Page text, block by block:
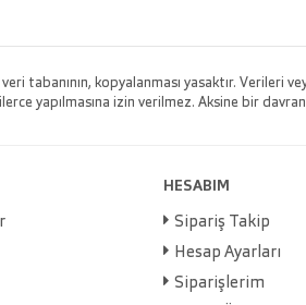
tabanının, kopyalanması yasaktır. Verileri
yapılmasına izin verilmez. Aksine bir
HESABIM
Sipariş Takip
Hesap Ayarları
Siparişlerim